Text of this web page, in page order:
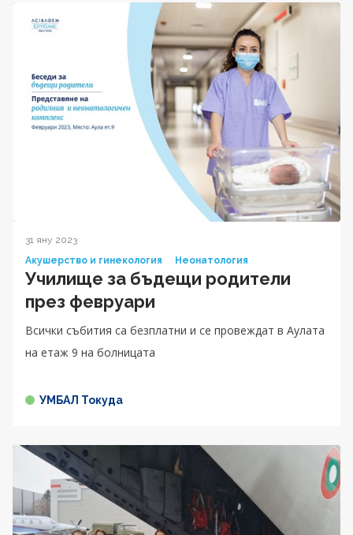
31 яну 2023
Акушерство и гинекология
Неонатология
Училище за бъдещи родители
през февруари
Всички събития са безплатни и се провеждат в Аулата
на етаж 9 на болницата
УМБАЛ Токуда